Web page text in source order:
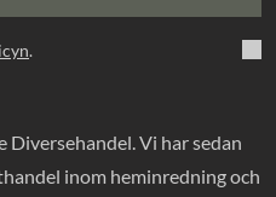
.
Diversehandel. Vi har sedan
inom heminredning och